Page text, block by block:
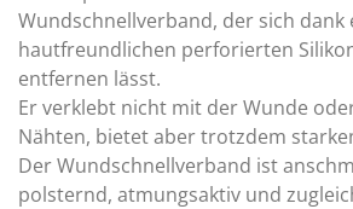
Wundschnellverband, der sich dank
hautfreundlichen perforierten
entfernen lässt.
Er verklebt nicht mit der Wunde
Nähten, bietet aber trotzdem
Der Wundschnellverband ist
polsternd, atmungsaktiv und